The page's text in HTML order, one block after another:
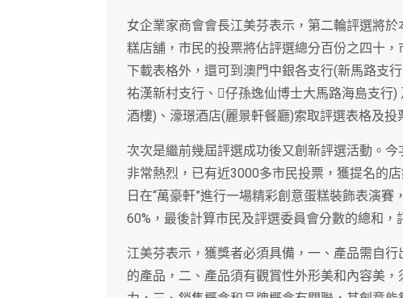
女企業家商會會長江美芬表示，第二輪評選將
糕店舖，市民的投票將佔評選總分百份之四十
下載表格外，還可到澳門中銀各支行(新馬路支
祐漢新村支行、仔孫逸仙博士大馬路海島支行
酒樓)、濠璟酒店(麗景軒餐廳)索取評選表格及
次次是繼前幾屆評選成功後又創新評選活動。
非常熱烈，已有近3000多市民投票，獲提名的
日在“萬豪軒”進行一場精彩創意蛋糕裝飾表演
60%，最後計算市民及評選委員會分數的總和，
江美芬表示，獲獎者必須具備，一、產品需自
的產品，二、產品須有觀賞性外形美和內容美